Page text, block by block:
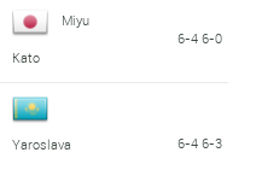
Miyu
Kato
6-4 6-0
Yaroslava
6-4 6-3